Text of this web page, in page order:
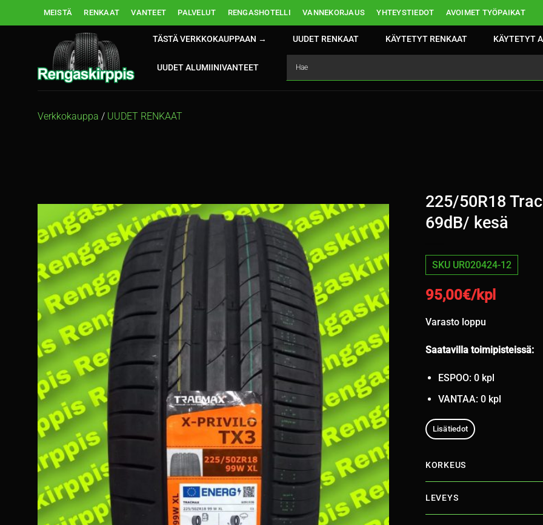
MEISTÄ RENKAAT VANTEET PALVELUT RENGASHOTELLI VANNEKORJAUS YHTEYSTIEDOT AVOIMET TYÖPAIKAT
TÄSTÄ VERKKOKAUPPAAN → UUDET RENKAAT KÄYTETYT RENKAAT KÄYTETYT
UUDET ALUMIINIVANTEET
Verkkokauppa / UUDET RENKAAT
225/50R18
69dB/ kesä
SKU UR020424-12
95,00€/kpl
Varasto loppu
Saatavilla toimipisteissä:
ESPOO: 0 kpl
VANTAA: 0 kpl
Lisätiedot
KORKEUS
LEVEYS